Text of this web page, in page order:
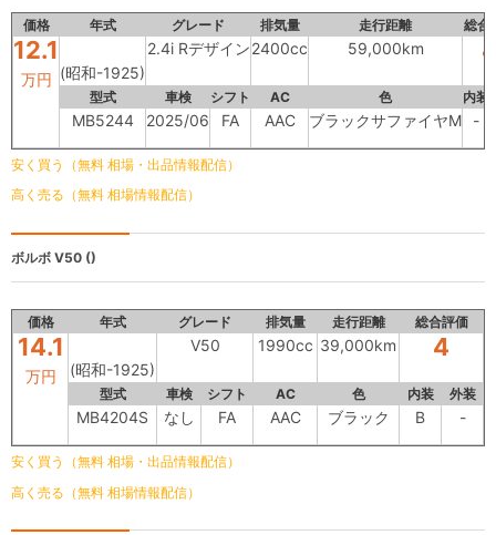
価格 年式 グレード 排気量 走行距離 総合
12.1
万円 (昭和-1925)
2.4i Rデザイン2400cc 59,000km
型式 車検 シフト AC 色 内装
MB5244 2025/06 FA AAC ブラックサファイヤM -
安く買う（無料 相場・出品情報配信）
高く売る（無料 相場情報配信）
ボルボ V50 ()
価格 年式 グレード 排気量 走行距離 総合評価
14.1
万円 (昭和-1925)
V50 1990cc 39,000km 4
型式 車検 シフト AC 色 内装 外装
MB4204S なし FA AAC ブラック B -
安く買う（無料 相場・出品情報配信）
高く売る（無料 相場情報配信）